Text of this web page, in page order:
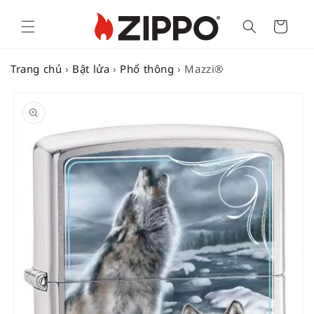
Cart
Trang chủ › Bật lửa › Phổ thông › Mazzi®
PRODUCT
INFORMATION